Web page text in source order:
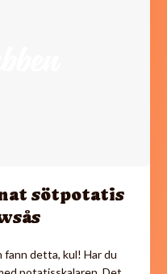
sötpotatis
detta, kul! Har du